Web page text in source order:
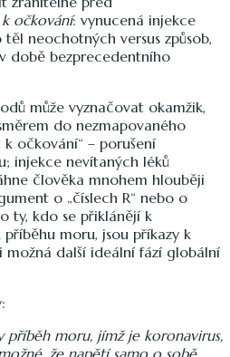
k očkování: vynucená injekce
neochotných versus způsob,
době bezprecedentního
může vyznačovat okamžik,
do nezmapovaného
k očkování“ – porušení
injekce nevítaných léků
člověka mnohem hlouběji
o „číslech R“ nebo o
ty, kdo se přiklánějí k
příběhu moru, jsou příkazy k
možná další ideální fází globální
příběh moru, jímž je koronavirus,
že napětí samo o sobě